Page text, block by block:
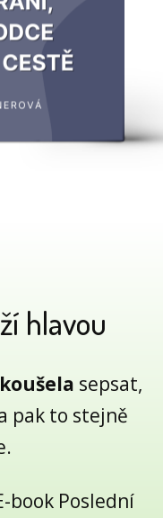
hlavou
sepsat,
pak to stejně
book Poslední